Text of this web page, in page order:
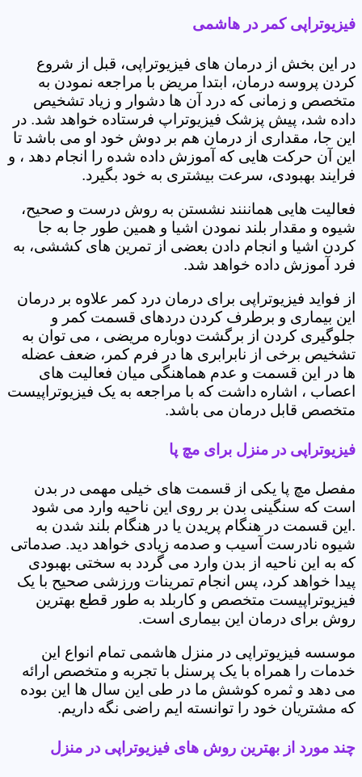
فیزیوتراپی کمر در هاشمی
در این بخش از درمان های فیزیوتراپی، قبل از شروع
کردن پروسه درمان، ابتدا مریض با مراجعه نمودن به
متخصص و زمانی که درد آن ها دشوار و زیاد تشخیص
داده شد، پیش پزشک فیزیوتراپ فرستاده خواهد شد. در
این جا، مقداری از درمان هم بر دوش خود او می باشد تا
این آن حرکت هایی که آموزش داده شده را انجام دهد ، و
فرایند بهبودی، سرعت بیشتری به خود بگیرد.
فعالیت هایی هماننند نشستن به روش درست و صحیح،
شیوه و مقدار بلند نمودن اشیا و همین طور جا به جا
کردن اشیا و انجام دادن بعضی از تمرین های کششی، به
فرد آموزش داده خواهد شد.
از فواید فیزیوتراپی برای درمان درد کمر علاوه بر درمان
این بیماری و برطرف کردن دردهای قسمت کمر و
جلوگیری کردن از برگشت دوباره مریضی ، می توان به
تشخیص برخی از نابرابری ها در فرم کمر، ضعف عضله
ها در این قسمت و عدم هماهنگی میان فعالیت های
اعصاب ، اشاره داشت که با مراجعه به یک فیزیوتراپیست
متخصص قابل درمان می باشد.
فیزیوتراپی در منزل برای مچ پا
مفصل مچ پا یکی از قسمت های خیلی مهمی در بدن
است که سنگینی بدن بر روی این ناحیه وارد می شود
.این قسمت در هنگام پریدن یا در هنگام بلند شدن به
شیوه نادرست آسیب و صدمه زیادی خواهد دید. صدماتی
که به این ناحیه از بدن وارد می گردد به سختی بهبودی
پیدا خواهد کرد، پس انجام تمرینات ورزشی صحیح با یک
فیزیوتراپیست متخصص و کاربلد به طور قطع بهترین
روش برای درمان این بیماری است.
موسسه فیزیوتراپی در منزل هاشمی تمام انواع این
خدمات را همراه با یک پرسنل با تجربه و متخصص ارائه
می دهد و ثمره کوشش ما در طی این سال ها این بوده
که مشتریان خود را توانسته ایم راضی نگه داریم.
چند مورد از بهترین روش های فیزیوتراپی در منزل